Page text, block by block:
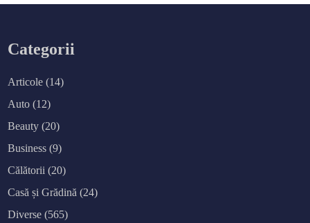
Categorii
Articole (14)
Auto (12)
Beauty (20)
Business (9)
Călătorii (20)
Casă și Grădină (24)
Diverse (565)